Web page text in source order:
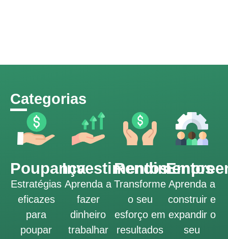
Categorias
Poupança
Estratégias
eficazes
para
poupar
Investimentos
Aprenda a
fazer
dinheiro
trabalhar
Rendimentos
Transforme
o seu
esforço em
resultados
Aprenda a
construir e
expandir o
seu